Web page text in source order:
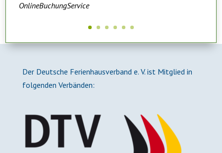
OnlineBuchungService
Der Deutsche Ferienhausverband e. V. ist Mitglied in
folgenden Verbänden: